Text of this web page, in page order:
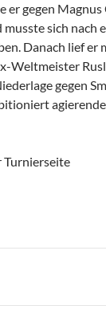
er gegen
sich nach
Danach lief er
Weltmeister
gegen
Turnierseite